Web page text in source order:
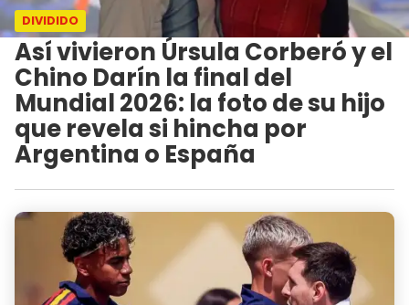
DIVIDIDO
Así vivieron Úrsula Corberó y el
Chino Darín la final del
Mundial 2026: la foto de su hijo
que revela si hincha por
Argentina o España